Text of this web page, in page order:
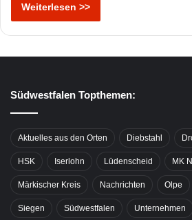
Weiterlesen >>
Südwestfalen Topthemen:
Aktuelles aus den Orten Diebstahl
HSK Iserlohn Lüdenscheid MK
Märkischer Kreis Nachrichten Olpe
Siegen Südwestfalen Unternehmen